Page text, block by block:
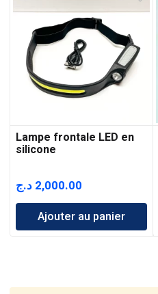
Lampe frontale LED en
silicone
2,000.00 د.ج
Ajouter au panier